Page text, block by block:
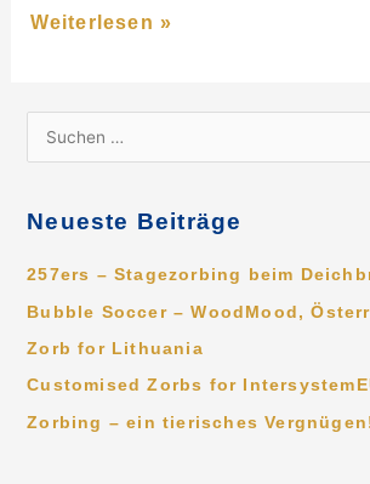
Weiterlesen »
e
n
n
Neueste Beiträge
257ers – Stagezorbing beim
Bubble Soccer – WoodMood,
Zorb for Lithuania
Customised Zorbs for
Zorbing – ein tierisches